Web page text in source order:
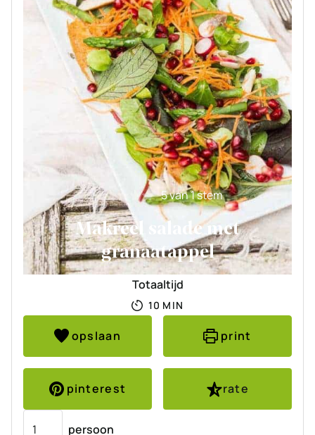
5van 1 stem
Makreel salade met
granaatappel
Totaaltijd
10 MINUTEN
MIN
opslaan print
pinterest
rate
persoon